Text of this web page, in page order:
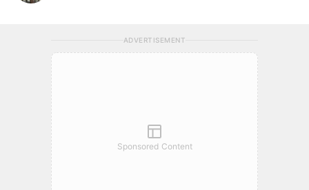
ADVERTISEMENT
Sponsored Content